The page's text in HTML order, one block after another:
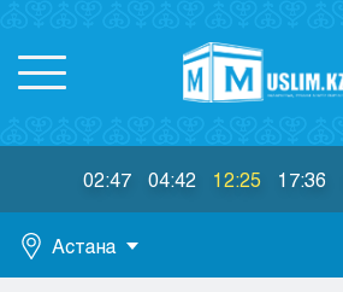
02:47 04:42 12:25 17:36
Астана